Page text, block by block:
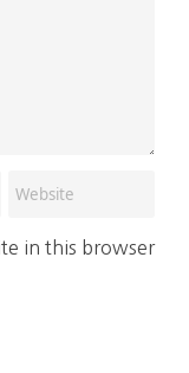
in this browser